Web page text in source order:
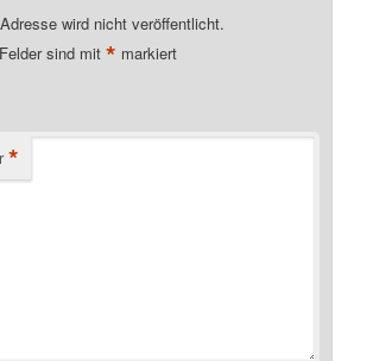
wird nicht veröffentlicht.
sind mit* markiert
*